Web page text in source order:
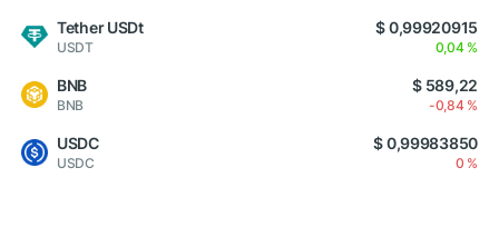
Tether USDt
USDT
$ 0,99920915
0,04 %
BNB
BNB
$ 589,22
-0,84 %
USDC
USDC
$ 0,99983850
0 %